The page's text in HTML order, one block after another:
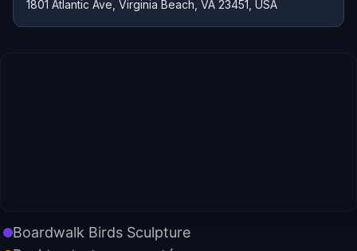
1801 Atlantic Ave, Virginia Beach, VA 23451, USA
Boardwalk Birds Sculpture